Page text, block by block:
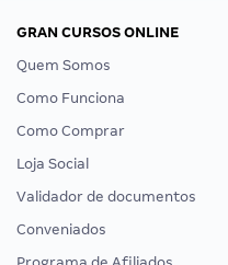
GRAN CURSOS ONLINE
Quem Somos
Como Funciona
Como Comprar
Loja Social
Validador de documentos
Conveniados